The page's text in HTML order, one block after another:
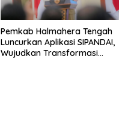
Pemkab Halmahera Tengah
Luncurkan Aplikasi SIPANDAI,
Wujudkan Transformasi